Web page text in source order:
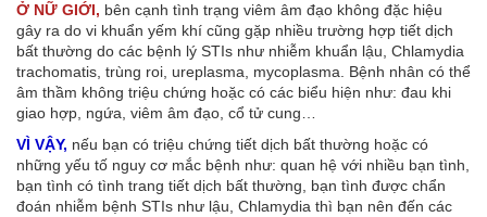
Ở NỮ GIỚI, bên cạnh tình trạng viêm âm đạo không đặc hiệu
gây ra do vi khuẩn yếm khí cũng gặp nhiều trường hợp tiết dịch
bất thường do các bệnh lý STIs như nhiễm khuẩn lậu, Chlamydia
trachomatis, trùng roi, ureplasma, mycoplasma. Bệnh nhân có thể
âm thầm không triệu chứng hoặc có các biểu hiện như: đau khi
giao hợp, ngứa, viêm âm đạo, cổ tử cung…
VÌ VẬY, nếu bạn có triệu chứng tiết dịch bất thường hoặc có
những yếu tố nguy cơ mắc bệnh như: quan hệ với nhiều bạn tình,
bạn tình có tình trang tiết dịch bất thường, bạn tình được chẩn
đoán nhiễm bệnh STIs như lậu, Chlamydia thì bạn nên đến các